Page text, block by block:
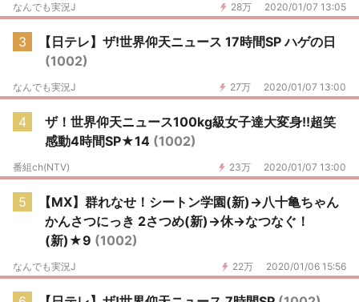
28万 2020/01/07 13:05
なんでも実況J
3
【日テレ】ザ!世界仰天ニュース 17時間SP ハゲの日
(1002)
27万 2020/01/07 13:00
なんでも実況J
4
ザ！世界仰天ニュース100kg級女子達大変身!!超笑
感動4時間SP★14 (1002)
23万 2020/01/07 13:00
番組ch(NTV)
5
【MX】群れなせ！シートン学園(新)→八十亀ちゃん
かんさつにっき 2さつめ(新)→休→なつなぐ！
(新)★9 (1002)
22万 2020/01/06 15:56
なんでも実況J